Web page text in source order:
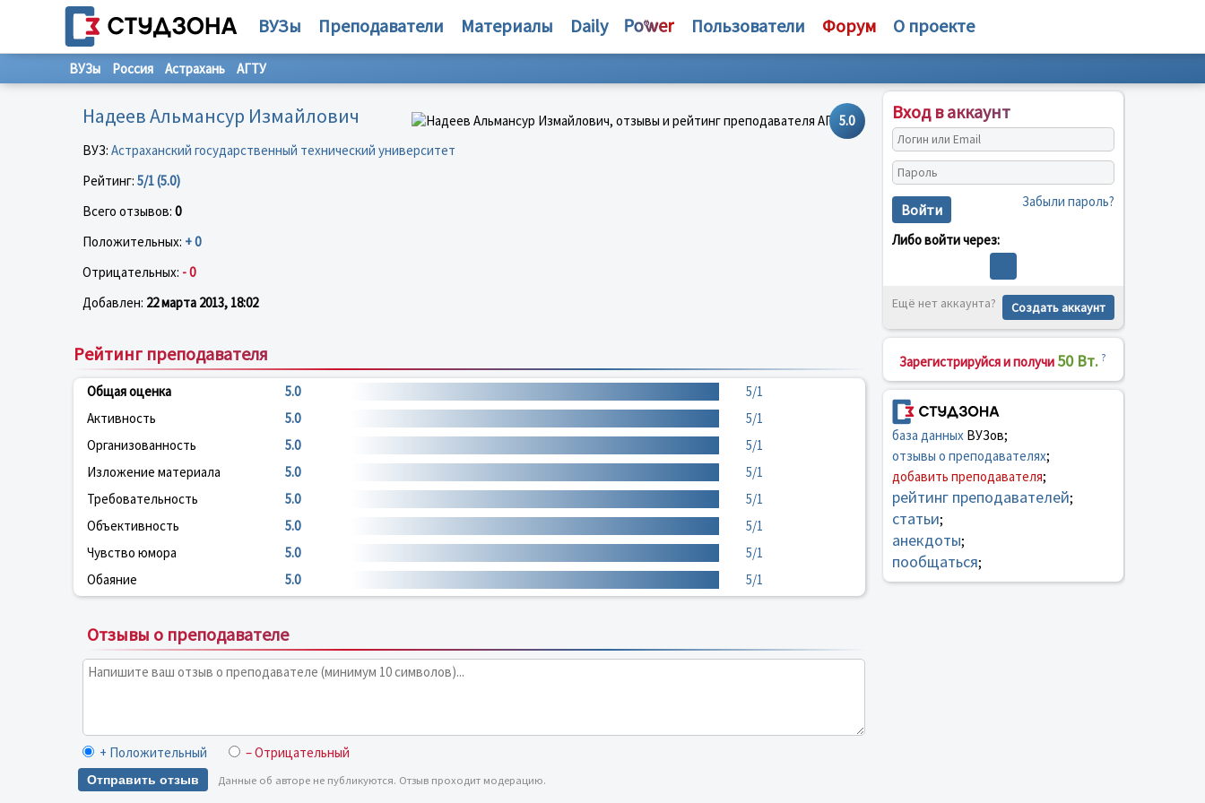
ВУЗы Преподаватели Материалы Daily Пользователи Форум О проекте
ВУЗы Россия Астрахань АГТУ
5.0
Надеев Альмансур Измайлович
ВУЗ: Астраханский государственный технический университет
Рейтинг: 5/1 (5.0)
Всего отзывов: 0
Положительных: + 0
Отрицательных: - 0
Добавлен: 22 марта 2013, 18:02
Рейтинг преподавателя
Общая оценка 5.0
5/1
Активность
5.0
5/1
Организованность
5.0
5/1
Изложение материала
5.0
5/1
Требовательность
5.0
5/1
Объективность
5.0
5/1
Чувство юмора
5.0
5/1
Обаяние
5.0 5/1
Отзывы о преподавателе
+ Положительный – Отрицательный
Отправить отзыв Данные об авторе не публикуются. Отзыв проходит модерацию.
Вход в аккаунт
Войти Забыли пароль?
Либо войти через:
Ещё нет аккаунта? Создать аккаунт
Зарегистрируйся и получи 50 Вт. ?
база данныхВУЗов;
отзывы о преподавателях;
добавить преподавателя;
рейтинг преподавателей;
статьи;
анекдоты;
пообщаться;